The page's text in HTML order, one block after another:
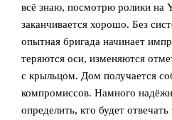
всё знаю, посмотрю ролики на
заканчивается хорошо. Без
опытная бригада начинает
теряются оси, изменяются
с крыльцом. Дом получается
компромиссов. Намного
определить, кто будет